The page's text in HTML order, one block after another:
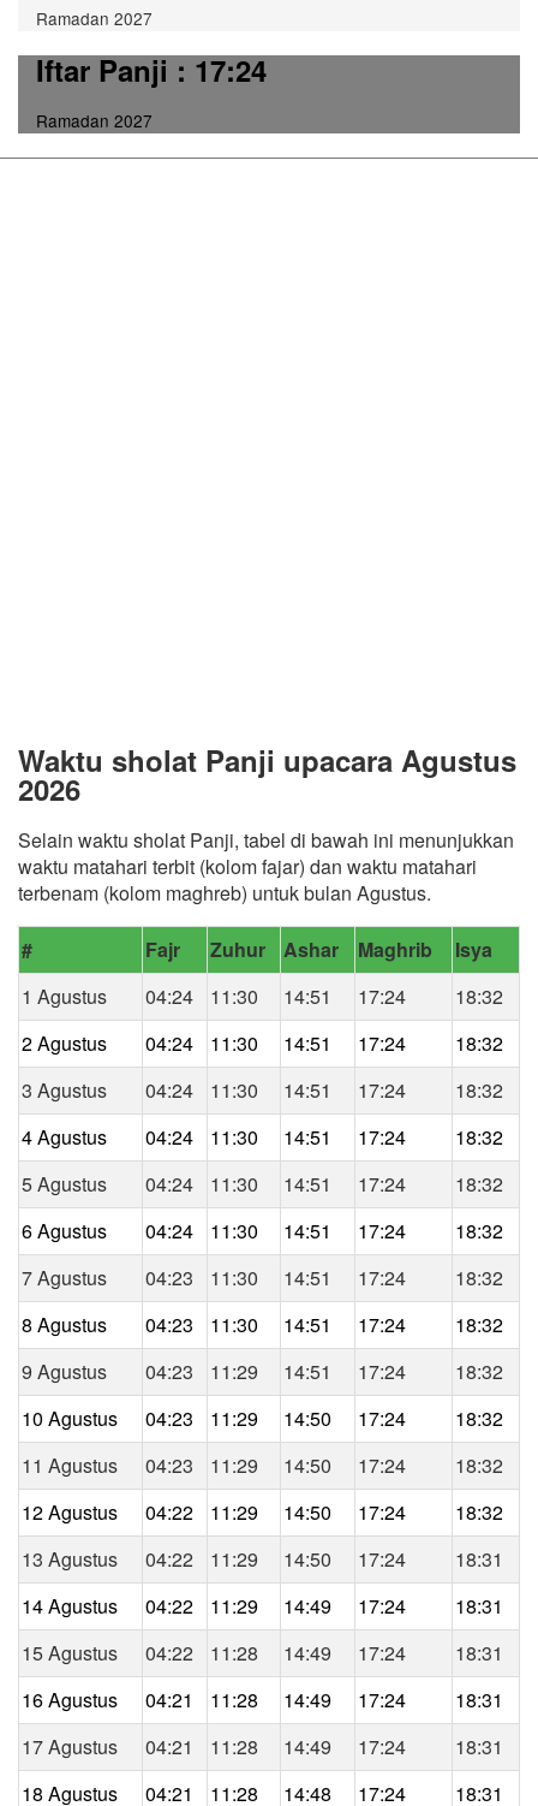
Ramadan 2027
Iftar Panji: 17:24
Ramadan 2027
Waktu sholat Panji upacara Agustus
2026
Selain waktu sholat Panji, tabel di bawah ini menunjukkan
waktu matahari terbit (kolom fajar) dan waktu matahari
terbenam (kolom maghreb) untuk bulan Agustus.
# Fajr Zuhur Ashar Maghrib
Isya
1 Agustus
04:24 11:30 14:51 17:24
18:32
2 Agustus
04:24 11:30 14:51 17:24
18:32
3 Agustus
04:24 11:30 14:51 17:24
18:32
4 Agustus
04:24 11:30 14:51 17:24
18:32
5 Agustus
04:24 11:30 14:51 17:24
18:32
6 Agustus
04:24 11:30 14:51 17:24
18:32
7 Agustus
04:23 11:30 14:51 17:24
18:32
8 Agustus
04:23 11:30 14:51 17:24
18:32
9 Agustus
04:23 11:29 14:51 17:24
18:32
10 Agustus
04:23 11:29 14:50 17:24
18:32
11 Agustus
04:23 11:29 14:50 17:24
18:32
12 Agustus
04:22 11:29 14:50 17:24
18:32
13 Agustus
04:22 11:29 14:50 17:24
18:31
14 Agustus
04:22 11:29 14:49 17:24
18:31
15 Agustus
04:22 11:28 14:49 17:24
18:31
16 Agustus
04:21 11:28 14:49 17:24
18:31
17 Agustus
04:21 11:28 14:49 17:24
18:31
18 Agustus
04:21 11:28 14:48 17:24 18:31